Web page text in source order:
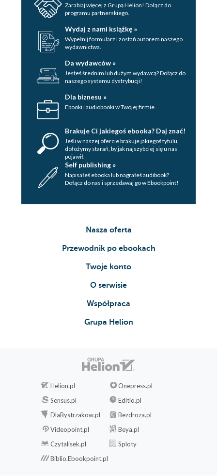
Zarabiaj więcej z Grupą Helion! Dołącz do
programu partnerskiego.
Wydaj z nami książkę »
Wypełnij formularz i zostań autorem naszego
wydawnictwa.
Da wydawców »
Jesteś średnim lub dużym wydawcą? Dołącz do
naszego systemu dystrybucji!
Dla biznesu »
Ebooki i audiobooki w Twojej firmie.
Brakuje Ci jakiegoś ebooka? Daj znać!
Jeśli w naszej ofercie brakuje jakiegoś tytulu,
dołożymy starań, by jak najszybciej się u nas
pojawił.
Self publishing »
Napisałeś ebooka lub nagrałeś audibook?
Dołącz do nas i sprzedawaj go w Ebookpoint!
Nasza oferta
Przewodnik po ebookach
Twoje konto
O serwisie
Współpraca
Grupa Helion
Helion.pl
Onepress.pl
Sensus.pl
Editio.pl
DlaBystrzakow.pl
Bezdroza.pl
Videopoint.pl
Beya.pl
Czytalisek.pl
Sploty
Biblio.Ebookpoint.pl